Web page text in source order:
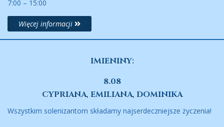
7:00 – 15:00
Więcej informacji
IMIENINY:
8.08
CYPRIANA, EMILIANA, DOMINIKA
Wszystkim solenizantom składamy najserdeczniejsze życzenia!